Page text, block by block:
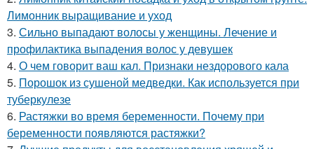
Лимонник выращивание и уход
3. Сильно выпадают волосы у женщины. Лечение и
профилактика выпадения волос у девушек
4. О чем говорит ваш кал. Признаки нездорового кала
5. Порошок из сушеной медведки. Как используется при
туберкулезе
6. Растяжки во время беременности. Почему при
беременности появляются растяжки?